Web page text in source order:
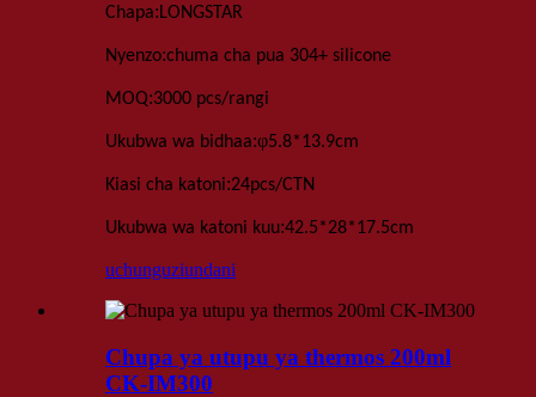
Chapa:LONGSTAR
Nyenzo:chuma cha pua 304+ silicone
MOQ:3000 pcs/rangi
Ukubwa wa bidhaa:φ5.8*13.9cm
Kiasi cha katoni:24pcs/CTN
Ukubwa wa katoni kuu:42.5*28*17.5cm
uchunguziundani
Chupa ya utupu ya thermos 200ml
CK-IM300